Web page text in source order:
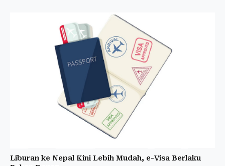
Liburan ke Nepal Kini Lebih Mudah, e-Visa Berlaku